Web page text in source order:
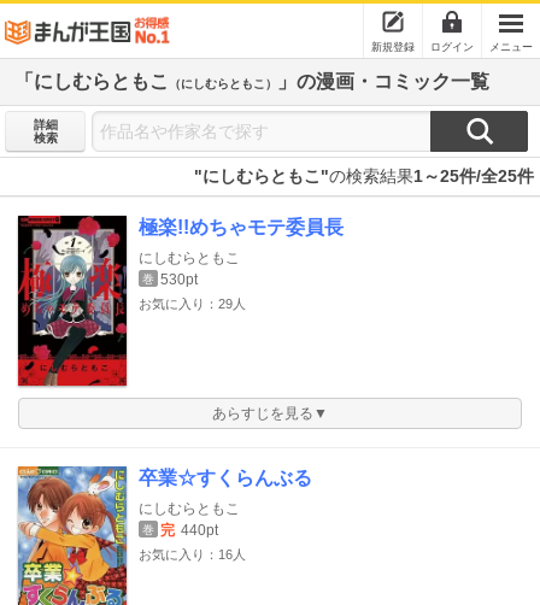
新規登録 ログイン メニュー
「にしむらともこ （にしむらともこ） 」の漫画・コミック一覧
詳細
検索
"にしむらともこ"の検索結果1～25件/全25件
極楽!!めちゃモテ委員長
にしむらともこ
巻 530pt
お気に入り：29人
あらすじを見る▼
卒業☆すくらんぶる
にしむらともこ
巻 完 440pt
お気に入り：16人